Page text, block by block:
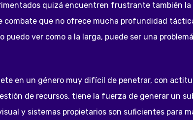
quizá encuentren frustrante también
combate que no ofrece mucha profundidad
puedo ver como a la larga, puede ser una
en un género muy difícil de penetrar, con
de recursos, tiene la fuerza de generar un
y sistemas propietarios son suficientes para